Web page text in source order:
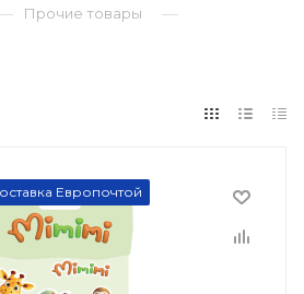
Прочие товары —
Европочтой